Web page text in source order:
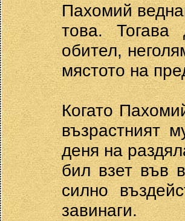
Пахомий
това.
обител,
мястото на
Когато
възрастният
деня на
бил взет във
силно
завинаги.